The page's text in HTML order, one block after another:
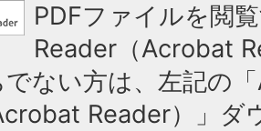
PDFファイルを閲
Reader（Acrobat
ない方は、左記の
Reader）」ダ